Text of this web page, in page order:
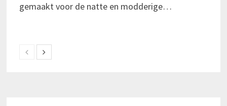
gemaakt voor de natte en modderige…